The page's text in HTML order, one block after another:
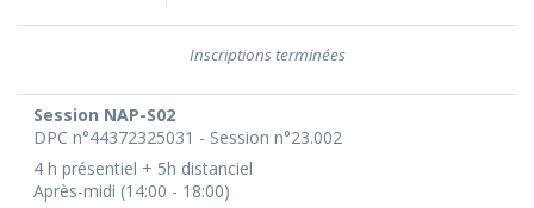
Session NAP-S02
DPC n°44372325031 - Session n°23.002
4 h présentiel + 5h distanciel
Après-midi (14:00 - 18:00)
Inscriptions terminées